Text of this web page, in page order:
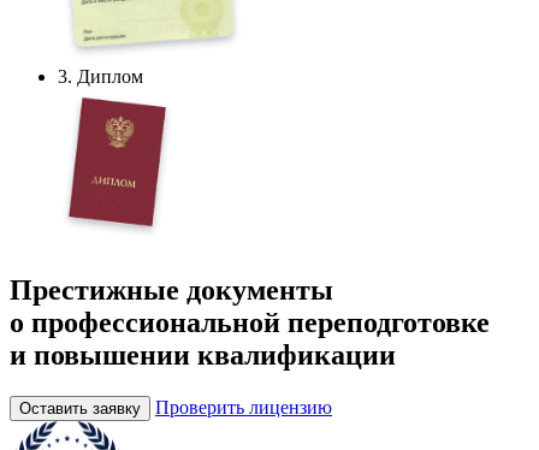
3. Диплом
Престижные документы
о профессиональной переподготовке
и повышении квалификации
Оставить заявку Проверить лицензию